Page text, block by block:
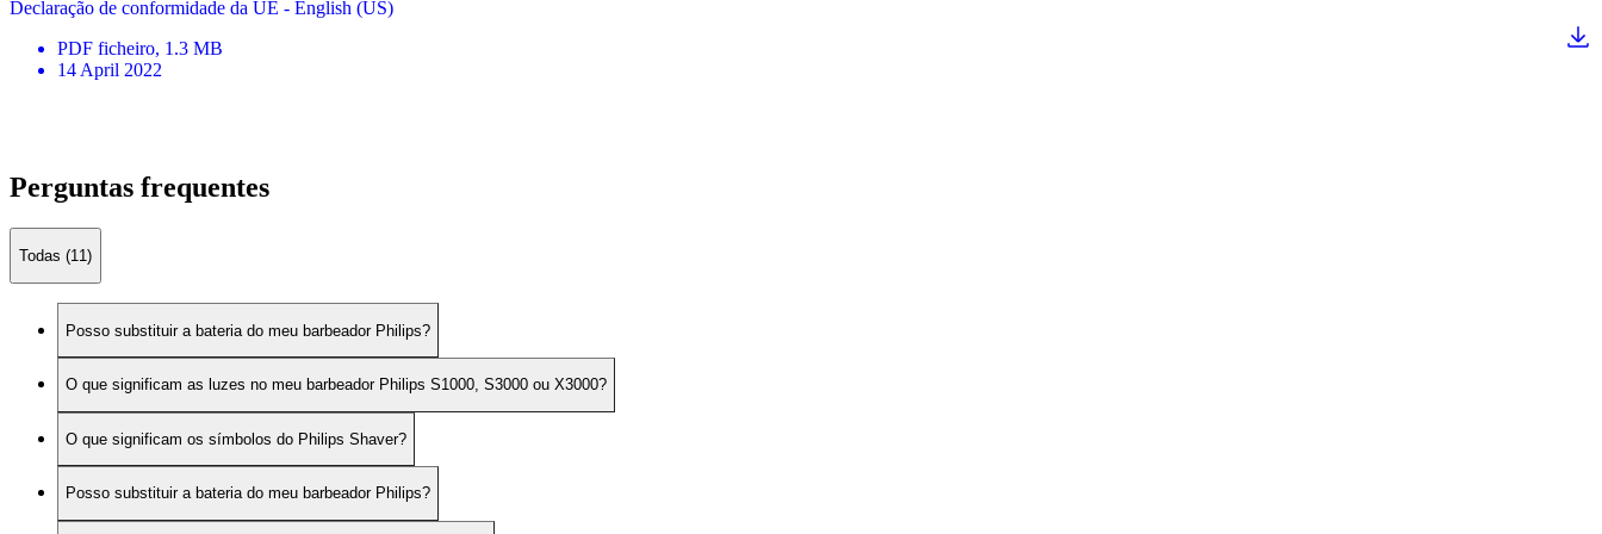
Declaração de conformidade da UE - English (US)
PDF ficheiro, 1.3 MB
14 April 2022
Perguntas frequentes
Todas (11)
Posso substituir a bateria do meu barbeador Philips?
O que significam as luzes no meu barbeador Philips S1000, S3000 ou X3000?
O que significam os símbolos do Philips Shaver?
Posso substituir a bateria do meu barbeador Philips?